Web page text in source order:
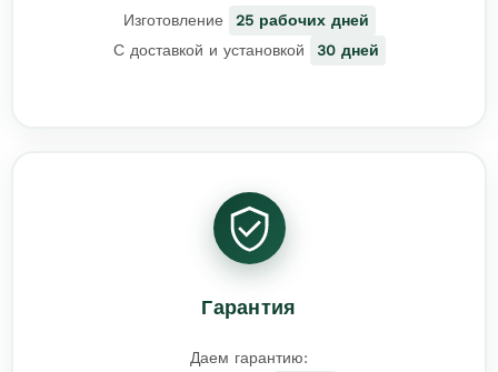
Изготовление
25 рабочих дней
С доставкой и установкой
30 дней
Гарантия
Даем гарантию: